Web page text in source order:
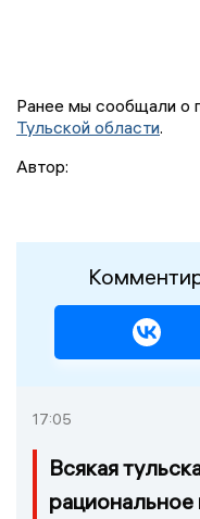
Ранее мы сообщали о
Тульской области.
Автор:
17:05
Всякая